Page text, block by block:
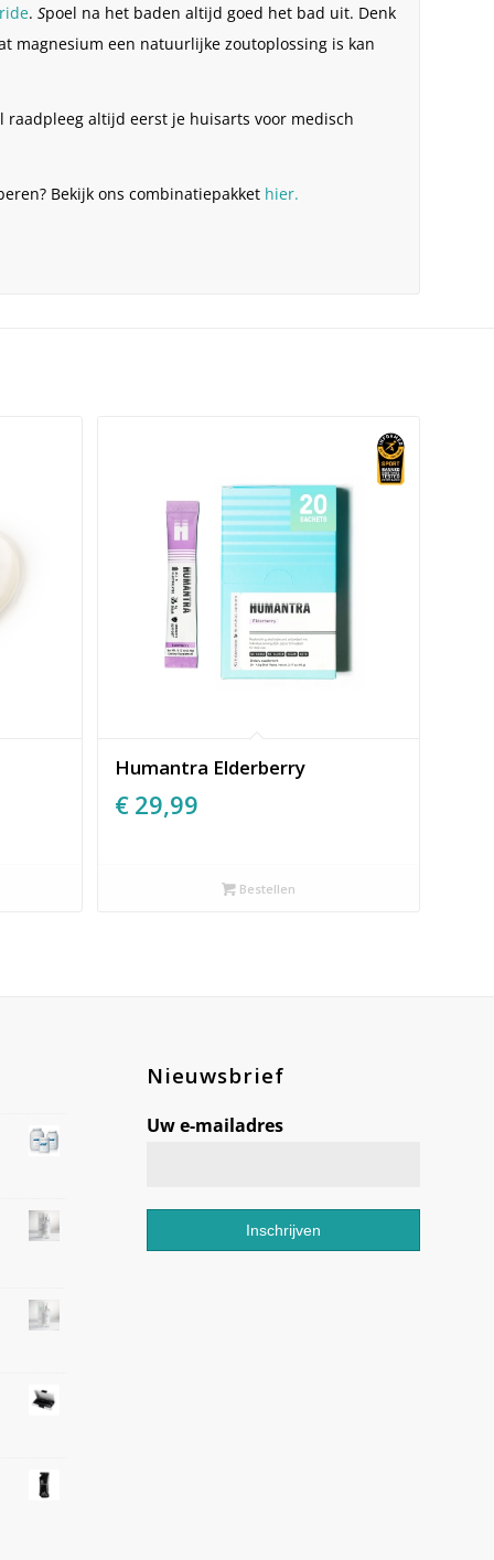
.Spoel na het baden altijd goed het bad uit. Denk
magnesium een natuurlijke zoutoplossing is kan
altijd eerst je huisarts voor medisch
Bekijk ons combinatiepakket hier.
Humantra Elderberry
€ 29,99
Bestellen
Nieuwsbrief
Uw e-mailadres